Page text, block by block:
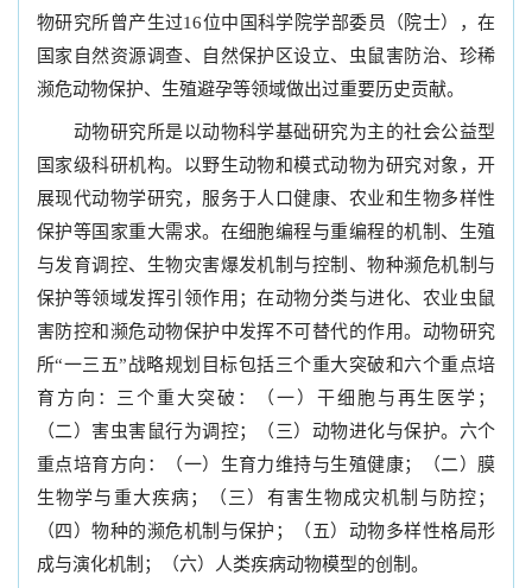
物研究所曾产生过16位中国科学院学部委员（院士），在
国家自然资源调查、自然保护区设立、虫鼠害防治、珍稀
濒危动物保护、生殖避孕等领域做出过重要历史贡献。
动物研究所是以动物科学基础研究为主的社会公益型
国家级科研机构。以野生动物和模式动物为研究对象，开
展现代动物学研究，服务于人口健康、农业和生物多样性
保护等国家重大需求。在细胞编程与重编程的机制、生殖
与发育调控、生物灾害爆发机制与控制、物种濒危机制与
保护等领域发挥引领作用；在动物分类与进化、农业虫鼠
害防控和濒危动物保护中发挥不可替代的作用。动物研究
所“一三五”战略规划目标包括三个重大突破和六个重点培
育方向：三个重大突破：（一）干细胞与再生医学；
（二）害虫害鼠行为调控；（三）动物进化与保护。六个
重点培育方向：（一）生育力维持与生殖健康；（二）膜
生物学与重大疾病；（三）有害生物成灾机制与防控；
（四）物种的濒危机制与保护；（五）动物多样性格局形
成与演化机制；（六）人类疾病动物模型的创制。